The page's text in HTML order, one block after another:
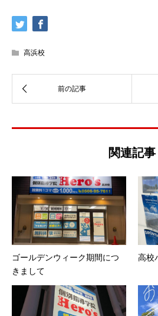
高浜校
関連記事
ゴールデンウィーク期間につ
きまして
高校